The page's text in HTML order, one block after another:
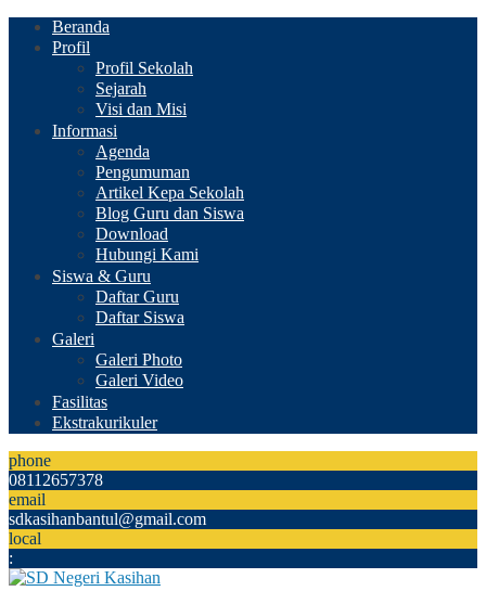
Beranda
Profil
Profil Sekolah
Sejarah
Visi dan Misi
Informasi
Agenda
Pengumuman
Artikel Kepa Sekolah
Blog Guru dan Siswa
Download
Hubungi Kami
Siswa & Guru
Daftar Guru
Daftar Siswa
Galeri
Galeri Photo
Galeri Video
Fasilitas
Ekstrakurikuler
phone
08112657378
email
sdkasihanbantul@gmail.com
local
: